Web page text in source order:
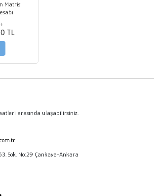
Matris
TL
arasında ulaşabilirsiniz.
Sok. No:29 Çankaya-Ankara